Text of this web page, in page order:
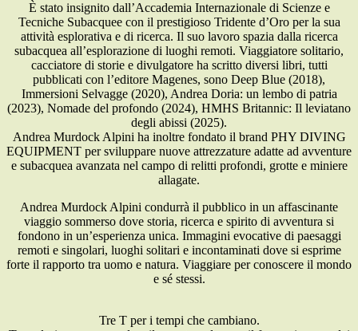
È stato insignito dall’Accademia Internazionale di Scienze e
Tecniche Subacquee con il prestigioso Tridente d’Oro per la sua
attività esplorativa e di ricerca. Il suo lavoro spazia dalla ricerca
subacquea all’esplorazione di luoghi remoti. Viaggiatore solitario,
cacciatore di storie e divulgatore ha scritto diversi libri, tutti
pubblicati con l’editore Magenes, sono Deep Blue (2018),
Immersioni Selvagge (2020), Andrea Doria: un lembo di patria
(2023), Nomade del profondo (2024), HMHS Britannic: Il leviatano
degli abissi (2025).
Andrea Murdock Alpini ha inoltre fondato il brand PHY DIVING
EQUIPMENT per sviluppare nuove attrezzature adatte ad avventure
e subacquea avanzata nel campo di relitti profondi, grotteeminiere
allagate.
Andrea Murdock Alpini condurrà il pubblico in un affascinante
viaggio sommerso dove storia, ricerca e spirito di avventura si
fondono in un’esperienza unica. Immagini evocative di paesaggi
remoti e singolari, luoghi solitari e incontaminati dove si esprime
forte il rapporto tra uomo e natura. Viaggiare per conoscere il mondo
e sé stessi.
Tre T per i tempi che cambiano.